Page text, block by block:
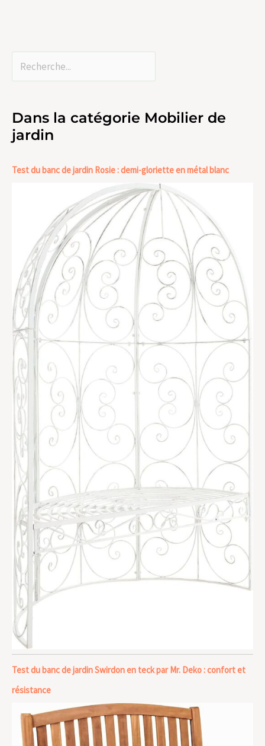
Dans la catégorie Mobilier de
jardin
Test du banc de jardin Rosie : demi-gloriette en métal blanc
Test du banc de jardin Swirdon en teck par Mr. Deko : confort et
résistance